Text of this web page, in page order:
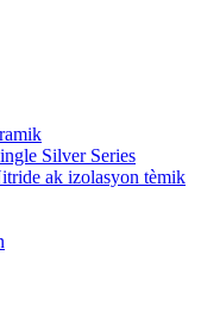
Silver Series
ak izolasyon tèmik